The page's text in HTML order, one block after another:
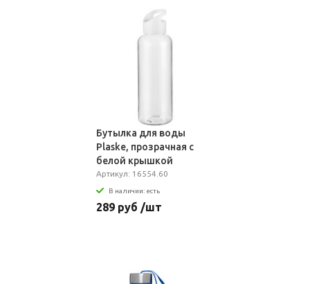
Бутылка для воды
Plaske, прозрачная с
белой крышкой
Артикул: 16554.60
В наличии: есть
289 руб /шт